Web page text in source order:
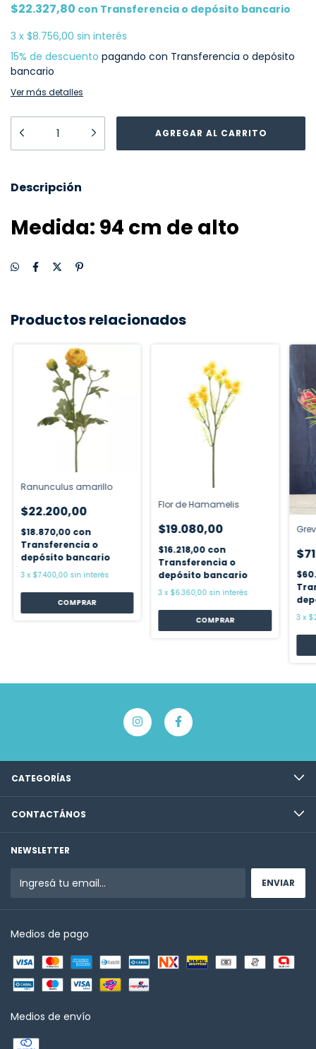
$22.327,80 con Transferencia o depósito bancario
3 x $8.756,00 sin interés
15% de descuento pagando con Transferencia o depósito
bancario
Ver más detalles
Descripción
Medida: 94 cm de alto
Productos relacionados
Ranunculus amarillo
$22.200,00
$18.870,00 con
Transferencia o
depósito bancario
3 x $7.400,00 sin interés
Flor de Hamamelis
$19.080,00
$16.218,00 con
Transferencia o
depósito bancario
3 x $6.360,00 sin interés
3 x
CATEGORÍAS
CONTACTÁNOS
NEWSLETTER
Medios de pago
Medios de envío